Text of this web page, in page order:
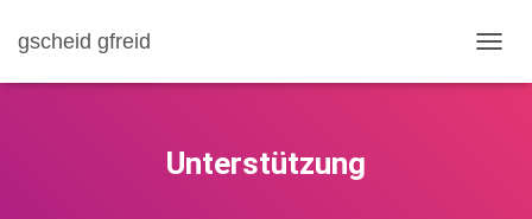
gscheid gfreid
Unterstützung